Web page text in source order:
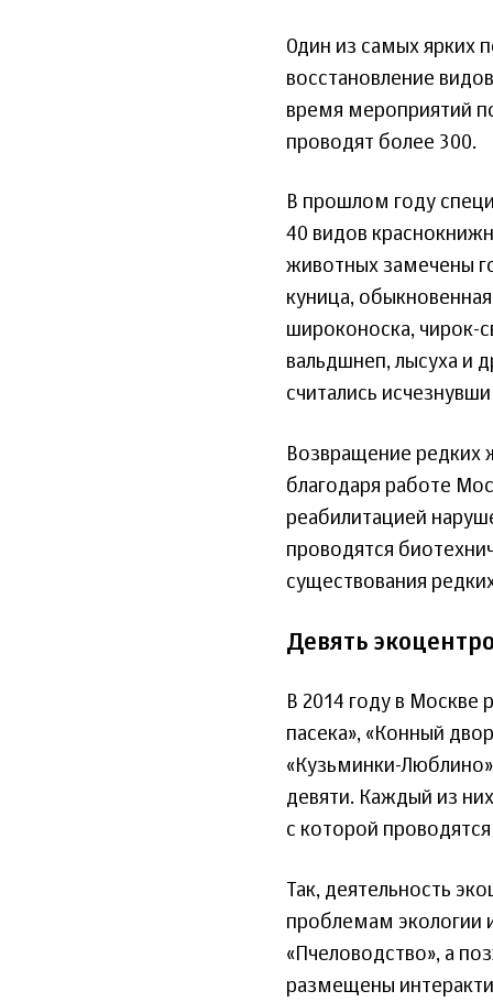
Один из самых ярких
восстановление
время мероприятий
проводят более 300.
В прошлом году
40 видов
животных замечены
куница,
широконоска, чирок-
вальдшнеп, лысуха и
считались
Возвращение
благодаря работе
реабилитацией
проводятся
существования
Девять
В 2014 году в Москве
пасека», «Конный
«Кузьминки-
девяти. Каждый из
с которой
Так, деятельность
проблемам экологии
«Пчеловодство», а
размещены